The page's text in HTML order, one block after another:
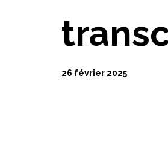
26 février 2025